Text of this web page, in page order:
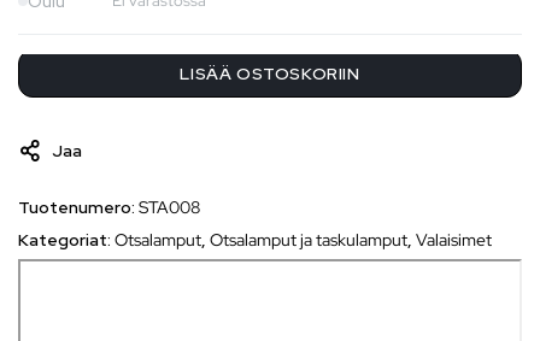
LISÄÄ OSTOSKORIIN
Jaa
Tuotenumero: STA008
Kategoriat: Otsalamput, Otsalamput ja taskulamput, Valaisimet